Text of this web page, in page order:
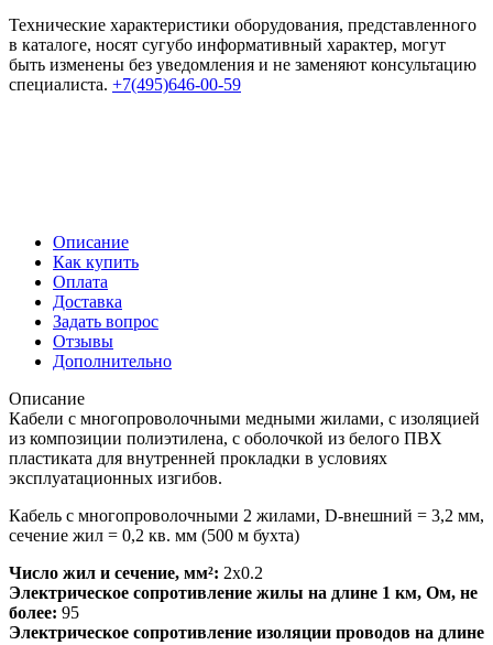
Технические характеристики оборудования, представленного
в каталоге, носят сугубо информативный характер, могут
быть изменены без уведомления и не заменяют консультацию
специалиста. +7(495)646-00-59
Описание
Как купить
Оплата
Доставка
Задать вопрос
Отзывы
Дополнительно
Описание
Кабели с многопроволочными медными жилами, с изоляцией
из композиции полиэтилена, с оболочкой из белого ПВХ
пластиката для внутренней прокладки в условиях
эксплуатационных изгибов.
Кабель с многопроволочными 2 жилами, D-внешний = 3,2 мм,
сечение жил = 0,2 кв. мм (500 м бухта)
Число жил и сечение, мм²: 2х0.2
Электрическое сопротивление жилы на длине 1 км, Ом, не
более: 95
Электрическое сопротивление изоляции проводов на длине